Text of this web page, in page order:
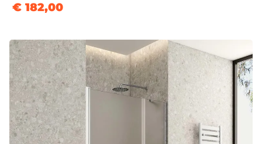
€ 182,00